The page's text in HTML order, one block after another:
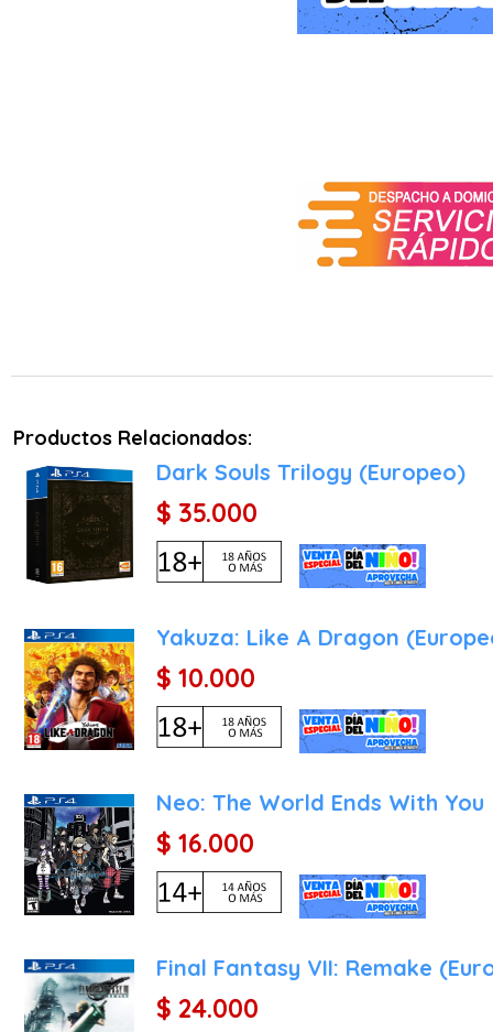
Productos Relacionados:
Dark Souls Trilogy (Europeo)
$ 35.000
Yakuza: Like A Dragon
$ 10.000
Neo: The World Ends With You
$ 16.000
Final Fantasy VII: Remake
$ 24.000